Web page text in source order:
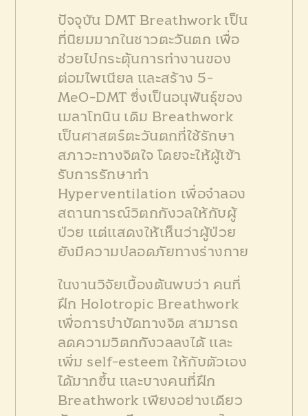
ปัจจุบัน DMT Breathwork เป็น
ที่นิยมมากในชาวตะวันตก เพื่อ
ช่วยไปกระตุ้นการทำงานของ
ต่อมไพเนียล และสร้าง 5-
MeO-DMT ซึ่งเป็นอนุพันธุ์ของ
เมลาโทนิน เดิม Breathwork
เป็นศาสตร์ตะวันตกที่ใช้รักษา
สภาวะทางจิตใจ โดยจะให้ผู้เข้า
รับการรักษาทำ
Hyperventilation เพื่อจำลอง
สถานการณ์วิตกกังวลให้กับผู้
ป่วย แต่แสดงให้เห็นว่าผู้ป่วย
ยังมีความปลอดภัยทางร่างกาย
ในงานวิจัยเบื้องต้นพบว่า คนที่
ฝึก Holotropic Breathwork
เพื่อการบำบัดทางจิต สามารถ
ลดความวิตกกังวลลงได้ และ
เพิ่ม self-esteem ให้กับตัวเอง
ได้มากขึ้น และบางคนที่ฝึก
Breathwork เพียงอย่างเดียว